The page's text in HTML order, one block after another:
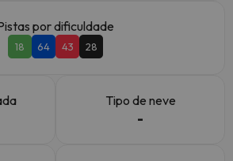
por dificuldade
18 64 43 28
Tipo de neve
-